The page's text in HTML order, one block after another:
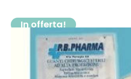
In offerta!